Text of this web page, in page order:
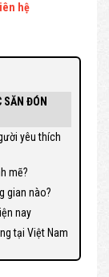
hệ
ĐÓN
yêu thích
mẽ?
gian nào?
nay
tại Việt Nam